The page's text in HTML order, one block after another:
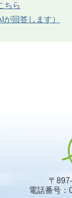
ちら
回答します）
〒
電話番号：